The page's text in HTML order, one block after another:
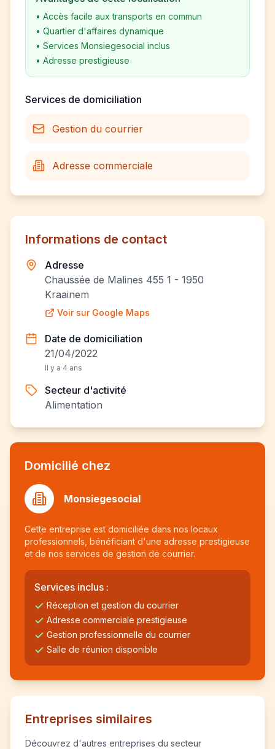
• Accès facile aux transports en commun
• Quartier d'affaires dynamique
• Services Monsiegesocial inclus
• Adresse prestigieuse
Services de domiciliation
Gestion du courrier
Adresse commerciale
Informations de contact
Adresse
Chaussée de Malines 455 1 - 1950
Kraainem
Voir sur Google Maps
Date de domiciliation
21/04/2022
Il y a 4 ans
Secteur d'activité
Alimentation
Domicilié chez
Monsiegesocial
Cette entreprise est domiciliée dans nos locaux
professionnels, bénéficiant d'une adresse prestigieuse
et de nos services de gestion de courrier.
Services inclus :
Réception et gestion du courrier
Adresse commerciale prestigieuse
Gestion professionnelle du courrier
Salle de réunion disponible
Entreprises similaires
Découvrez d'autres entreprises du secteur